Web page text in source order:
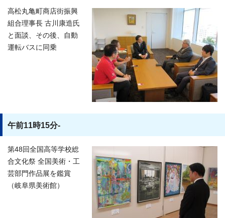
高松丸亀町商店街振興
組合理事長 古川康造氏
と面談、その後、自動
運転バスに同乗
午前11時15分-
第48回全国高等学校総
合文化祭 全国美術・工
芸部門作品展を鑑賞
（岐阜県美術館）